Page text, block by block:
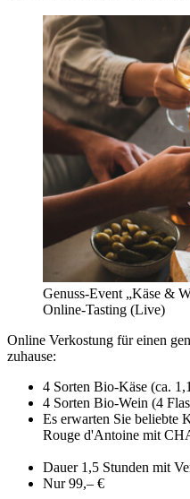
Genuss-Event „Käse &
Online-Tasting (Live)
Online Verkostung für einen
zuhause:
4 Sorten Bio-Käse (ca.
4 Sorten Bio-Wein (4
Es erwarten Sie beliebte
Rouge d'Antoine mit
Dauer 1,5 Stunden mit
Nur 99,– €